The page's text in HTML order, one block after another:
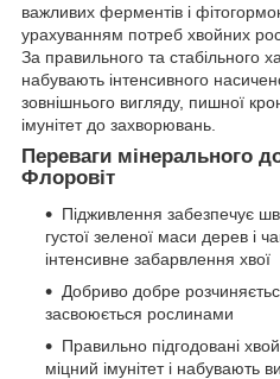
важливих ферментів і
урахуванням потреб хвойних
За правильного та стабільного
набувають інтенсивного
зовнішнього вигляду, пишної
імунітет до захворювань.
Переваги мінерального
Флоровіт
Підживлення забезпечує
густої зеленої маси дерев і
інтенсивне забарвлення хвої
Добриво добре
засвоюється рослинами
Правильно підгодовані
міцний імунітет і набувають